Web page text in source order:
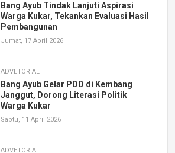
Bang Ayub Tindak Lanjuti Aspirasi
Warga Kukar, Tekankan Evaluasi Hasil
Pembangunan
Jumat, 17 April 2026
ADVETORIAL
Bang Ayub Gelar PDD di Kembang
Janggut, Dorong Literasi Politik
Warga Kukar
Sabtu, 11 April 2026
ADVETORIAL